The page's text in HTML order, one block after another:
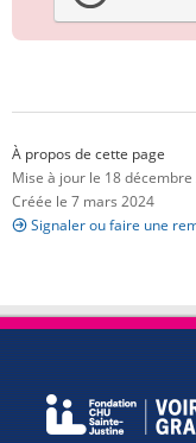
À propos de cette page
Mise à jour le 18 décembre
Créée le 7 mars 2024
Signaler ou faire une